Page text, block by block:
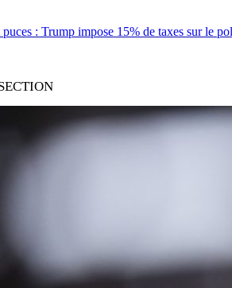
puces : Trump impose 15% de taxes sur le